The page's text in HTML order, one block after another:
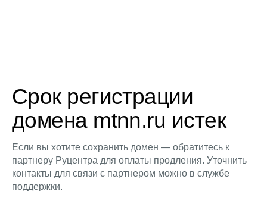
Срок регистрации
домена mtnn.ru истек
Если вы хотите сохранить домен — обратитесь к
партнеру Руцентра для оплаты продления. Уточнить
контакты для связи с партнером можно в службе
поддержки.